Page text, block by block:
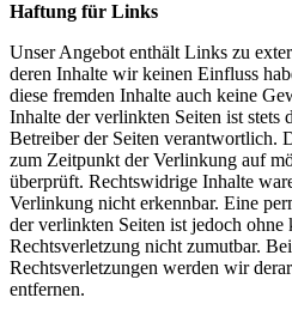
Haftung für Links
Unser Angebot enthält Links zu
deren Inhalte wir keinen Einfluss
diese fremden Inhalte auch keine
Inhalte der verlinkten Seiten ist stets
Betreiber der Seiten verantwortlich.
zum Zeitpunkt der Verlinkung auf
überprüft. Rechtswidrige Inhalte
Verlinkung nicht erkennbar. Eine
der verlinkten Seiten ist jedoch
Rechtsverletzung nicht zumutbar.
Rechtsverletzungen werden wir
entfernen.